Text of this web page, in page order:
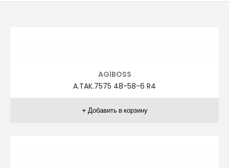
AGİBOSS
A.TAK.7575 48-58-6 R4